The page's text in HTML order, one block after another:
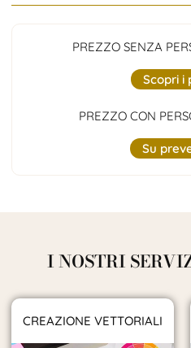
PREZZO SENZA
Scopri i
PREZZO CON
Su
I NOSTRI
CREAZIONE VETTORIALI